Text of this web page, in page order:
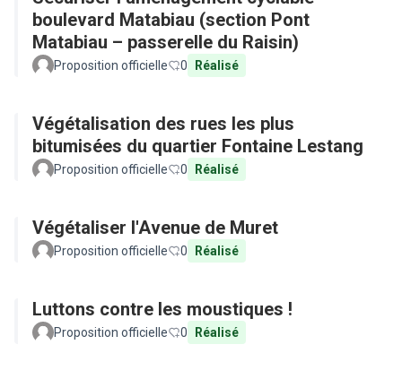
boulevard Matabiau (section Pont
Matabiau – passerelle du Raisin)
Proposition officielle 0 Réalisé
Végétalisation des rues les plus
bitumisées du quartier Fontaine Lestang
Proposition officielle 0 Réalisé
Végétaliser l'Avenue de Muret
Proposition officielle 0 Réalisé
Luttons contre les moustiques !
Proposition officielle 0 Réalisé